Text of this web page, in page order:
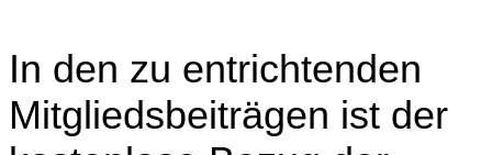
In den zu entrichtenden
Mitgliedsbeiträgen ist der